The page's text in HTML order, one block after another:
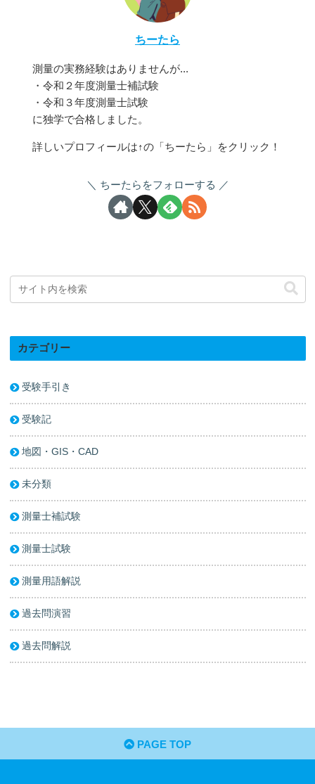
ちーたら
測量の実務経験はありませんが...
・令和２年度測量士補試験
・令和３年度測量士試験
に独学で合格しました。
詳しいプロフィールは↑の「ちーたら」をクリック！
ちーたらをフォローする
カテゴリー
受験手引き
受験記
地図・GIS・CAD
未分類
測量士補試験
測量士試験
測量用語解説
過去問演習
過去問解説
PAGE TOP